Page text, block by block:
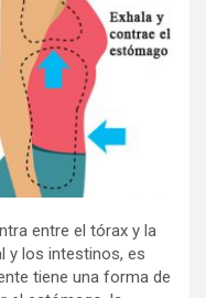
entre el tórax y la
y los intestinos, es
tiene una forma de